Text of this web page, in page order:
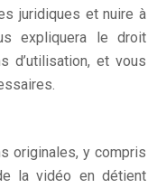
juridiques et nuire à
expliquera le droit
d’utilisation, et vous
originales, y compris
la vidéo en détient